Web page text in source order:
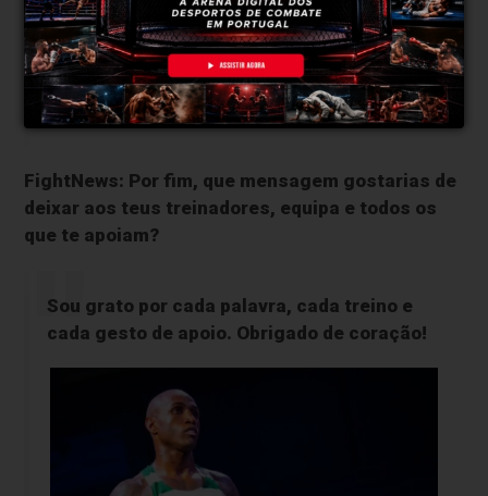
Imagem Instagram
FightNews: Por fim, que mensagem gostarias de
deixar aos teus treinadores, equipa e todos os
que te apoiam?
Sou grato por cada palavra, cada treino e
cada gesto de apoio. Obrigado de coração!